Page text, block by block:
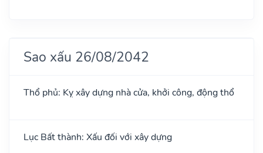
Sao xấu 26/08/2042
Thổ phủ: Kỵ xây dựng nhà cửa, khởi công, động thổ
Lục Bất thành: Xấu đối với xây dựng